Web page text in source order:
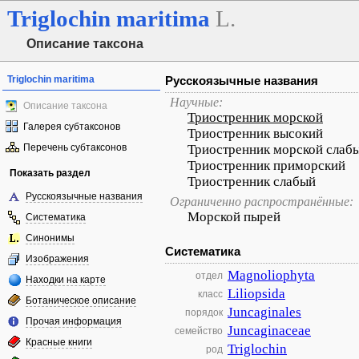
Triglochin maritima L.
Описание таксона
Triglochin maritima
Описание таксона
Галерея субтаксонов
Перечень субтаксонов
Показать раздел
Русскоязычные названия
Систематика
Синонимы
Изображения
Находки на карте
Ботаническое описание
Прочая информация
Красные книги
Русскоязычные названия
Научные:
Триостренник морской
Триостренник высокий
Триостренник морской
Триостренник приморский
Триостренник слабый
Ограниченно распространённые:
Морской пырей
Систематика
отдел Magnoliophyta
класс Liliopsida
порядок Juncaginales
семейство Juncaginaceae
род Triglochin